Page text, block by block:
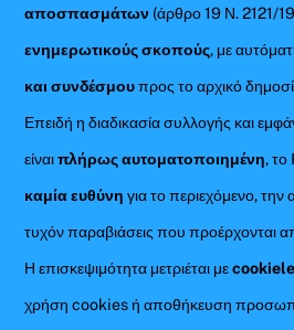
αποσπασμάτων (άρθρο 19 Ν. 2121/
ενημερωτικούς σκοπούς, με
και συνδέσμουπρος το αρχικό
Επειδή η διαδικασία συλλογής και
είναιπλήρως αυτοματοποιημένη,
καμία ευθύνη για το περιεχόμενο, την
τυχόν παραβιάσεις που προέρχονται
Η επισκεψιμότητα μετριέται με
χρήση cookies ή αποθήκευση